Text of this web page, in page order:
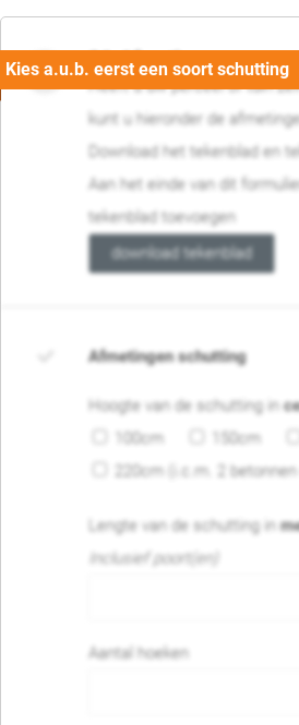
04. Afmetingen
Heeft u uw perceel of tuin
kunt u hieronder de
Download het tekenblad en
Aan het einde van dit
tekenblad toevoegen
download tekenblad
Afmetingen schutting
Hoogte van de schutting in
100cm
150cm
220cm (i.c.m. 2
Lengte van de schutting in
Inclusief poort(en)
Aantal hoeken